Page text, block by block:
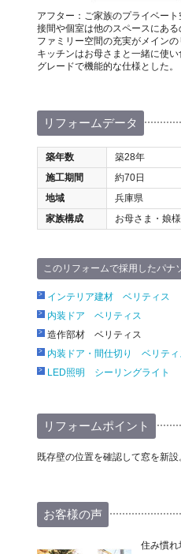
アフター：ご家族のプライベー
接間や個室は他のスペースにあ
ファミリー空間の充実がメイン
キッチンはお母さまと一緒に使
グレードで機能的な仕様とした。
リフォームデータ
築年数
築28年
施工期間
約70日
地域
兵庫県
家族構成
お母さま・娘
このリフォームで採用したパナ
インテリア建材 ベリティス
内装ドア ベリティス
造作部材 ベリティス
内装ドア・間仕切り ベリティ
LED照明 シーリングライト
リフォームポイント
既存壁の位置を確認して窓を新設
お客様の声
住み慣れ